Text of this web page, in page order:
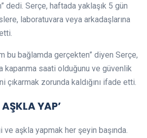
dedi. Serçe, haftada yaklaşık 5 gün
laboratuvara veya arkadaşlarına
bu bağlamda gerçekten” diyen Serçe,
kapanma saati olduğunu ve güvenlik
zorunda kaldığını ifade etti.
YAP’
ve aşkla yapmak her şeyin başında.